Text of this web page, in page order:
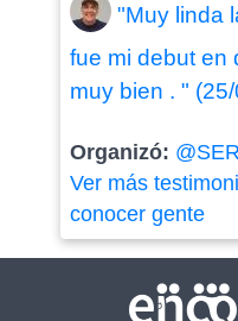
"Muy linda
fue mi debut en
muy bien . "
Organizó:
Ver más
conocer gente